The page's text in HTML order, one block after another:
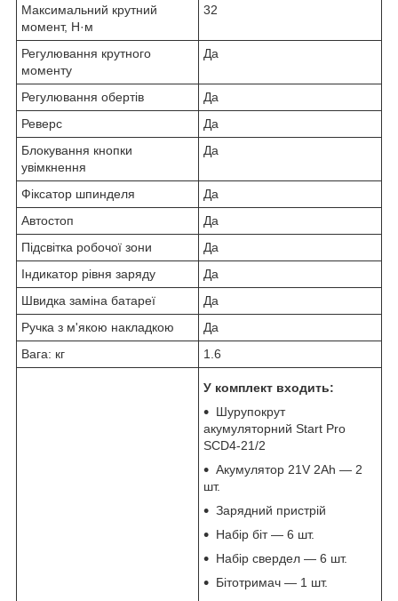
Максимальний крутний
момент, Н·м
32
Регулювання крутного
моменту
Да
Регулювання обертів
Да
Реверс
Да
Блокування кнопки
увімкнення
Да
Фіксатор шпинделя
Да
Автостоп
Да
Підсвітка робочої зони
Да
Індикатор рівня заряду
Да
Швидка заміна батареї
Да
Ручка з м'якою накладкою
Да
Вага: кг
1.6
У комплект входить:
Шурупокрут
акумуляторний Start Pro
SCD4-21/2
Акумулятор 21V 2Ah — 2
шт.
Зарядний пристрій
Набір біт — 6 шт.
Набір свердел — 6 шт.
Бітотримач — 1 шт.